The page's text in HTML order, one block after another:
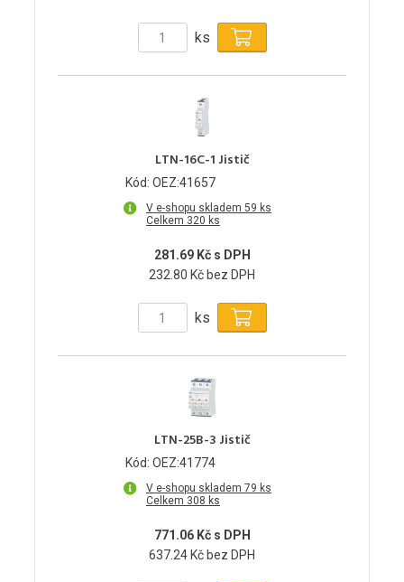
ks
LTN-16C-1 Jistič
Kód: OEZ:41657
V e-shopu skladem 59 ks
Celkem 320 ks
281.69 Kč s DPH
232.80 Kč bez DPH
ks
LTN-25B-3 Jistič
Kód: OEZ:41774
V e-shopu skladem 79 ks
Celkem 308 ks
771.06 Kč s DPH
637.24 Kč bez DPH